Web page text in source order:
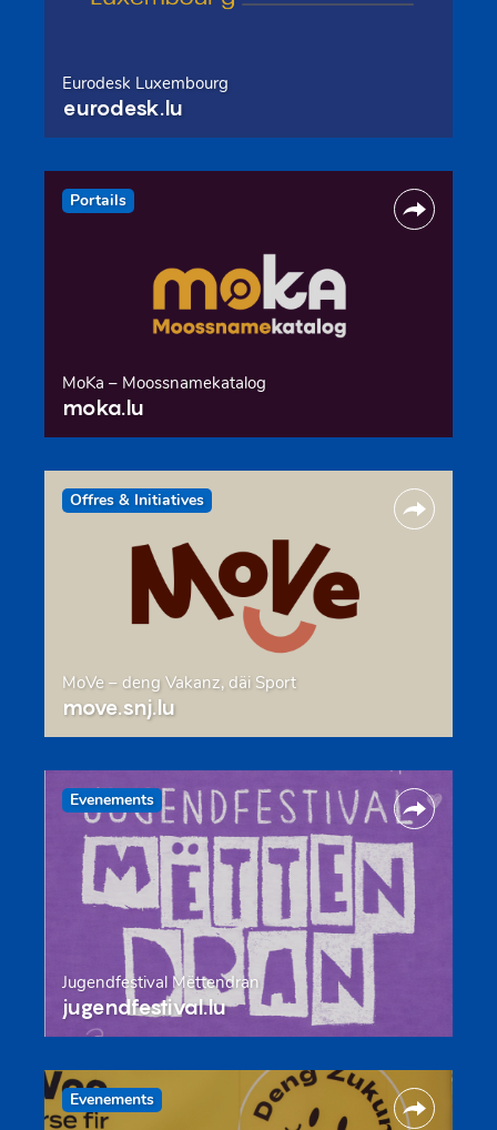
Eurodesk Luxembourg
eurodesk.lu
Portails
MoKa – Moossnamekatalog
moka.lu
Offres & Initiatives
MoVe – deng Vakanz, däi Sport
move.snj.lu
Evenements
Jugendfestival Mëttendran
jugendfestival.lu
Evenements